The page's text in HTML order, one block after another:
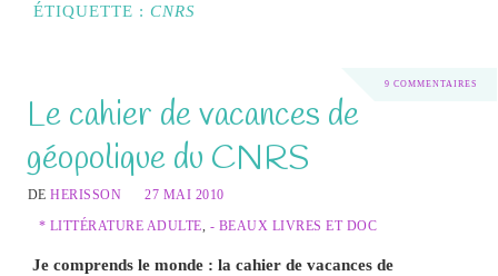
ÉTIQUETTE : CNRS
9 COMMENTAIRES
Le cahier de vacances de
géopolique du CNRS
DEHERISSON
27 MAI 2010
* LITTÉRATURE ADULTE, - BEAUX LIVRES ET DOC
Je comprends le monde : la cahier de vacances de